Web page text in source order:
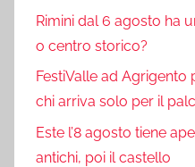
Rimini dal 6 agosto ha
o centro storico?
FestiValle ad
chi arriva solo per il
Este l’8 agosto tiene
antichi, poi il castello